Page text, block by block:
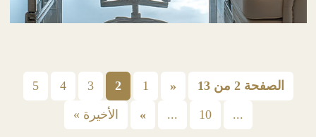
الصفحة 2 من 13 «
1
2
3
4
5
...
10
...
» الأخيرة »